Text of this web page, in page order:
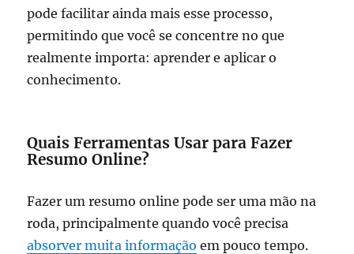
pode facilitar ainda mais esse processo,
permitindo que você se concentre no que
realmente importa: aprender e aplicar o
conhecimento.
Quais Ferramentas Usar para Fazer
Resumo Online?
Fazer um resumo online pode ser uma mão na
roda, principalmente quando você precisa
absorver muita informação em pouco tempo.